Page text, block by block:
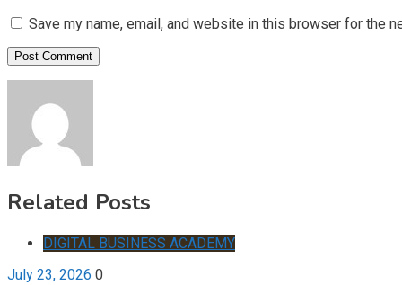
Save my name, email, and website in this browser for the
Related Posts
DIGITAL BUSINESS ACADEMY
July 23, 2026 0